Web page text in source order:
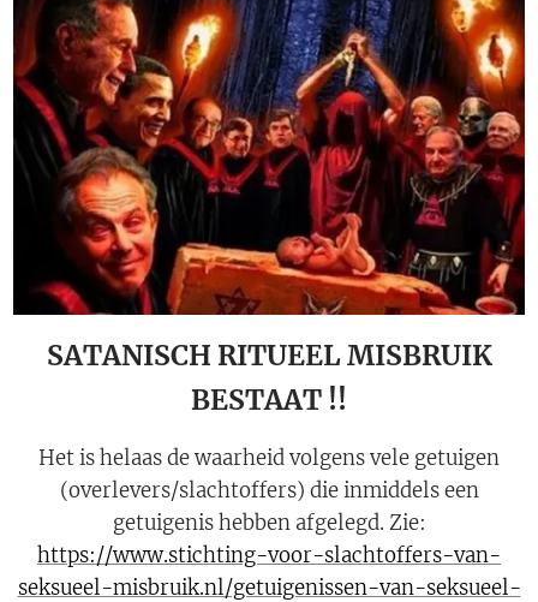
SATANISCH RITUEEL MISBRUIK
BESTAAT !!
Het is helaas de waarheid volgens vele getuigen
(overlevers/slachtoffers) die inmiddels een
getuigenis hebben afgelegd. Zie:
https://www.stichting-voor-slachtoffers-van-
seksueel-misbruik.nl/getuigenissen-van-seksueel-